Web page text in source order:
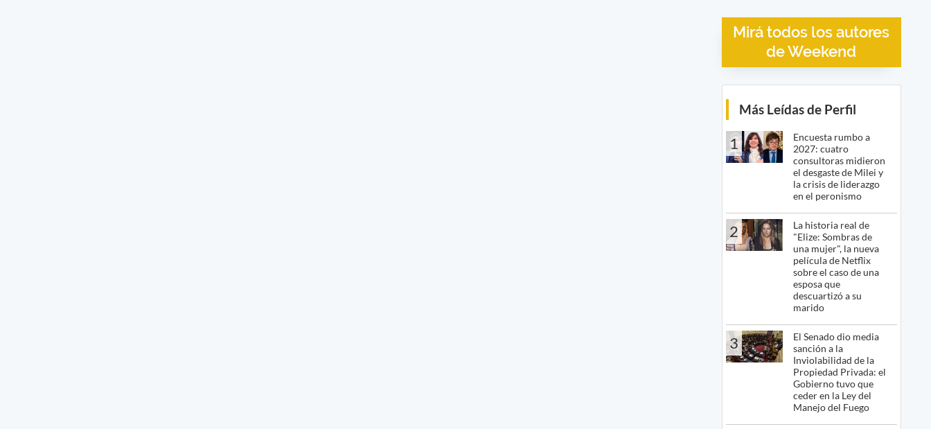
Mirá todos los autores
de Weekend
Más Leídas de Perfil
1
Encuesta rumbo a
2027: cuatro
consultoras midieron
el desgaste de Milei y
la crisis de liderazgo
en el peronismo
2
La historia real de
"Elize: Sombras de
una mujer", la nueva
película de Netflix
sobre el caso de una
esposa que
descuartizó a su
marido
3
El Senado dio media
sanción a la
Inviolabilidad de la
Propiedad Privada: el
Gobierno tuvo que
ceder en la Ley del
Manejo del Fuego